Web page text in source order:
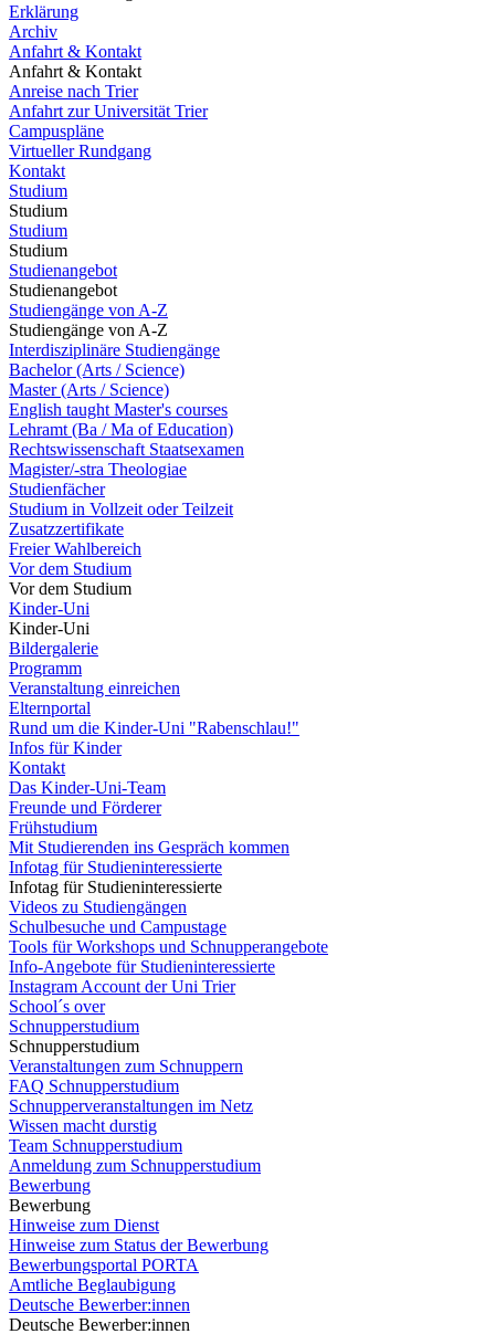
Erklärung
Archiv
Anfahrt & Kontakt
Anfahrt & Kontakt
Anreise nach Trier
Anfahrt zur Universität Trier
Campuspläne
Virtueller Rundgang
Kontakt
Studium
Studium
Studium
Studium
Studienangebot
Studienangebot
Studiengänge von A-Z
Studiengänge von A-Z
Interdisziplinäre Studiengänge
Bachelor (Arts / Science)
Master (Arts / Science)
English taught Master's courses
Lehramt (Ba / Ma of Education)
Rechtswissenschaft Staatsexamen
Magister/-stra Theologiae
Studienfächer
Studium in Vollzeit oder Teilzeit
Zusatzzertifikate
Freier Wahlbereich
Vor dem Studium
Vor dem Studium
Kinder-Uni
Kinder-Uni
Bildergalerie
Programm
Veranstaltung einreichen
Elternportal
Rund um die Kinder-Uni "Rabenschlau!"
Infos für Kinder
Kontakt
Das Kinder-Uni-Team
Freunde und Förderer
Frühstudium
Mit Studierenden ins Gespräch kommen
Infotag für Studieninteressierte
Infotag für Studieninteressierte
Videos zu Studiengängen
Schulbesuche und Campustage
Tools für Workshops und Schnupperangebote
Info-Angebote für Studieninteressierte
Instagram Account der Uni Trier
School´s over
Schnupperstudium
Schnupperstudium
Veranstaltungen zum Schnuppern
FAQ Schnupperstudium
Schnupperveranstaltungen im Netz
Wissen macht durstig
Team Schnupperstudium
Anmeldung zum Schnupperstudium
Bewerbung
Bewerbung
Hinweise zum Dienst
Hinweise zum Status der Bewerbung
Bewerbungsportal PORTA
Amtliche Beglaubigung
Deutsche Bewerber:innen
Deutsche Bewerber:innen